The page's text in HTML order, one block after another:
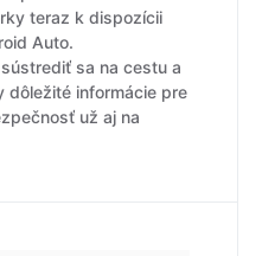
teraz k dispozícii
Auto.
sa na cestu a
dôležité informácie pre
už aj na